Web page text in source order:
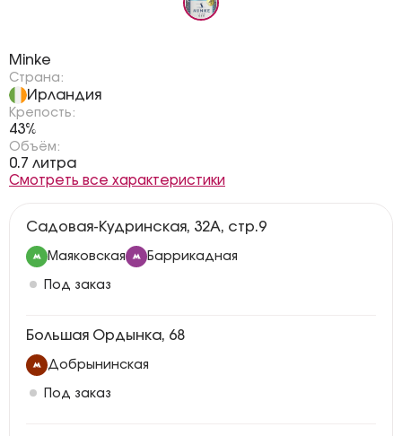
Minke
Страна:
Ирландия
Крепость:
43%
Объём:
0.7 литра
Смотреть все характеристики
Садовая-Кудринская, 32А, стр.9
Маяковская Баррикадная
Под заказ
Большая Ордынка, 68
Добрынинская
Под заказ